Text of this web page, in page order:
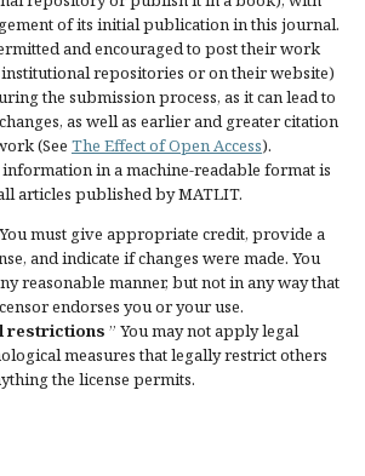
of its initial publication in this journal.
and encouraged to post their work
institutional repositories or on their website)
the submission process, as it can lead to
as well as earlier and greater citation
(See The Effect of Open Access).
information in a machine-readable format is
articles published by MATLIT.
must give appropriate credit, provide a
and indicate if changes were made. You
reasonable manner, but not in any way that
endorses you or your use.
restrictions ” You may not apply legal
measuresthat legally restrict others
the license permits.